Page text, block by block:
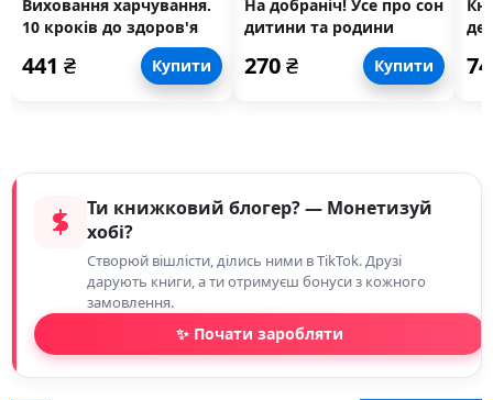
Виховання харчування.
10 кроків до здоров'я
441 ₴ Купити
На добраніч! Усе про сон
дитини та родини
270₴ Купити
Ти книжковий блогер? — Монетизуй
хобі?
Створюй вішлісти, ділись ними в TikTok. Друзі
дарують книги, а ти отримуєш бонуси з кожного
замовлення.
✨ Почати заробляти